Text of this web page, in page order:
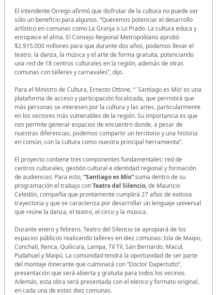
El intendente Orrego afirmó que disfrutar de la cultura no puede ser
sólo un beneficio para algunos. “Queremos potenciar el desarrollo
artístico en comunas como La Granja o Lo Prado. La cultura educa y
enriquece el alma. El Consejo Regional Metropolitano aprobó
$2.915.000 millones para que durante dos años, podamos llevar el
teatro, la danza, la música y el arte de forma gratuita, potenciando
una red de 18 centros culturales en la región, además de otras
comunas con talleres y carnavales”, dijo.
Para el Ministro de Cultura, Ernesto Ottone, “ ´Santiago es Mío’ es una
plataforma de acceso y participación focalizada, que permitirá que
más personas se interesen por la cultura y las artes, particularmente
en los sectores más vulnerables de la región. Su importancia es que
nos permite generar espacios de encuentro donde, a pesar de
nuestras diferencias, podemos compartir un territorio y una historia
en común, con la cultura como nuestra principal herramienta”.
El proyecto contiene tres componentes fundamentales: red de
centros culturales, gestión cultural e identidad regional y formación
de audiencias. Para esto,“Santiago es Mío”suma dentro de su
programación el trabajo conTeatro del Silencio,de Mauricio
Celedón, compañía que prontamente cumplirá 27 años de exitosa
trayectoria y que se caracteriza por desarrollar un lenguaje universal
que reúne la danza, el teatro, el circo y la música.
Durante enero y febrero, Teatro del Silencio se apropiará de los
espacios públicos realizando talleres en diez comunas: Isla de Maipo,
Conchalí, Renca, Quilicura, Lampa, Til Til, San Bernardo, Macul,
Pudahuel y Maipú. La comunidad tendrá la oportunidad de ser parte
del montaje itinerante que culminará con “Doctor Dapertutto”,
presentación que será abierta y gratuita para todos los vecinos.
Además, esta obra será presentada con el elenco y formato original,
en cada una de estas diez comunas.